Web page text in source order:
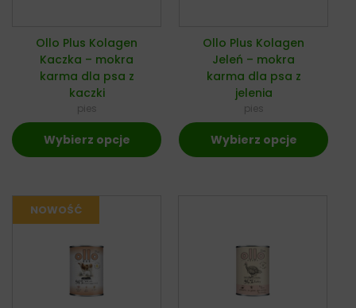
Ollo Plus Kolagen
Kaczka – mokra
karma dla psa z
kaczki
pies
Wybierz opcje
Ollo Plus Kolagen
Jeleń – mokra
karma dla psa z
jelenia
pies
Wybierz opcje